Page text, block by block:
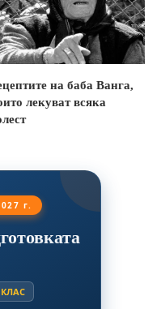
на баба Ванга,
лекуват всяка
г.
КЛАС